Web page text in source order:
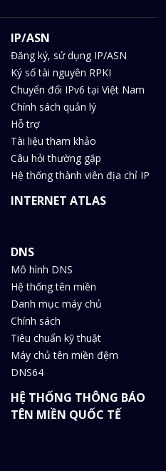
IP/ASN
Đăng ký, sử dụng IP/ASN
Ký số tài nguyên RPKI
Chuyển đổi IPv6 tại Việt Nam
Chính sách quản lý
Hỗ trợ
Tài liệu tham khảo
Câu hỏi thường gặp
Hệ thống thành viên địa chỉ IP
INTERNET ATLAS
DNS
Mô hình DNS
Hệ thống tên miền
Danh mục máy chủ
Chính sách
Tiêu chuẩn kỹ thuật
Máy chủ tên miền đệm
DNS64
HỆ THỐNG THÔNG BÁO
TÊN MIỀN QUỐC TẾ